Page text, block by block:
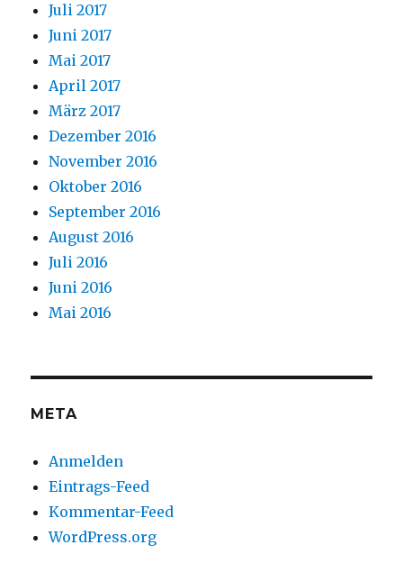
Juli 2017
Juni 2017
Mai 2017
April 2017
März 2017
Dezember 2016
November 2016
Oktober 2016
September 2016
August 2016
Juli 2016
Juni 2016
Mai 2016
META
Anmelden
Eintrags-Feed
Kommentar-Feed
WordPress.org